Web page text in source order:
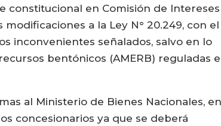
constitucional en Comisión de Intereses
a la Ley N° 20.249, con el
inconvenientes señalados, salvo en lo
bentónicos (AMERB) reguladas
al Ministerio de Bienes Nacionales,
concesionarios ya que se deberá